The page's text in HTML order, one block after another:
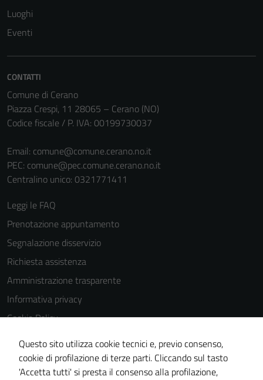
Luoghi
Eventi
CONTATTI
Comune di Cerano
Piazza Crespi, 11 28065 – Cerano (NO)
Codice fiscale / P. IVA: 00199730037
Email: comune@comune.cerano.no.it
PEC: comune@pec.comune.cerano.no.it
Centralino unico: 0321771411
Leggi le FAQ
Prenotazione appuntamento
Segnalazione disservizio
Richiesta assistenza
Amministrazione trasparente
Informativa privacy
Cookie Policy
Note legali
Dichiarazione di accessibilità
Piano di miglioramento del sito
Questo sito utilizza cookie tecnici e, previo consenso,
cookie di profilazione di terze parti. Cliccando sul tasto
'Accetta tutti' si presta il consenso alla profilazione,